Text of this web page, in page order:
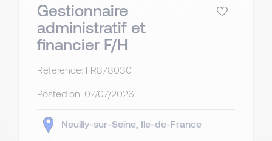
Gestionnaire
administratif et
financier F/H
Reference: FR878030
Posted on: 07/07/2026
Neuilly-sur-Seine Ile-de-France